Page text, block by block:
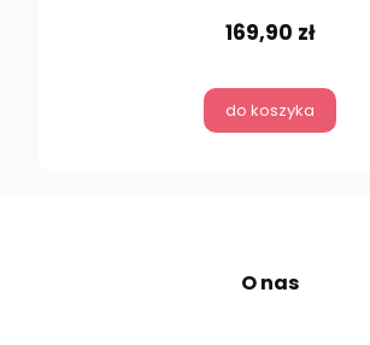
169,90 zł
do koszyka
O nas